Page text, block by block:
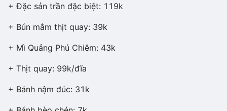
+ Đặc sản trần đặc biệt: 119k
+ Bún mắm thịt quay: 39k
+ Mì Quảng Phú Chiêm: 43k
+ Thịt quay: 99k/đĩa
+ Bánh nậm đúc: 31k